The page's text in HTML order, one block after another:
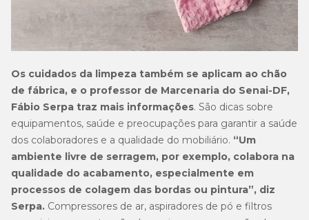
Os cuidados da limpeza também se aplicam ao chão
de fábrica, e o professor de Marcenaria do Senai-DF,
Fábio Serpa traz mais informações. São dicas sobre
equipamentos, saúde e preocupações para garantir a saúde
dos colaboradores e a qualidade do mobiliário. “Um
ambiente livre de serragem, por exemplo, colabora na
qualidade do acabamento, especialmente em
processos de colagem das bordas ou pintura”, diz
Serpa. Compressores de ar, aspiradores de pó e filtros